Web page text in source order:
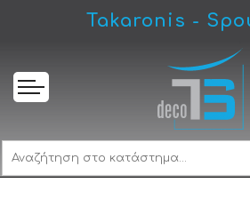
Takaronis -
Imex Pireo GOS003 Μπαταρία